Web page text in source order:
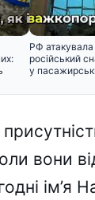
РФ атакувала
російський
у
вони
ім’я